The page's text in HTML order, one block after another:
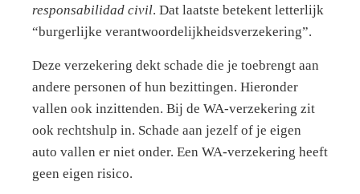
responsabilidad civil. Dat laatste betekent letterlijk
“burgerlijke verantwoordelijkheidsverzekering”.
Deze verzekering dekt schade die je toebrengt aan
andere personen of hun bezittingen. Hieronder
vallen ook inzittenden. Bij de WA-verzekering zit
ook rechtshulp in. Schade aan jezelf of je eigen
auto vallen er niet onder. Een WA-verzekering heeft
geen eigen risico.